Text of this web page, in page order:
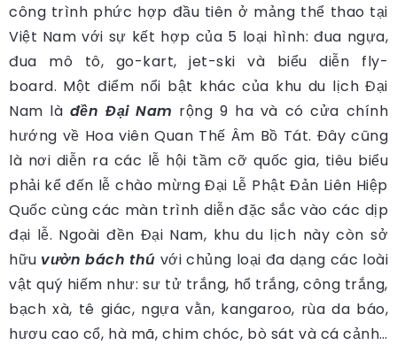
công trình phức hợp đầu tiên ở mảng thể thao tại
Việt Nam với sự kết hợp của 5 loại hình: đua ngựa,
đua mô tô, go-kart, jet-ski và biểu diễn fly-
board. Một điểm nổi bật khác của khu du lịch Đại
Nam là đền Đại Nam rộng 9 ha và có cửa chính
hướng về Hoa viên Quan Thế Âm Bồ Tát. Đây cũng
là nơi diễn ra các lễ hội tầm cỡ quốc gia, tiêu biểu
phải kể đến lễ chào mừng Đại Lễ Phật Đản Liên Hiệp
Quốc cùng các màn trình diễn đặc sắc vào các dịp
đại lễ. Ngoài đền Đại Nam, khu du lịch này còn sở
hữu vườn bách thú với chủng loại đa dạng các loài
vật quý hiếm như: sư tử trắng, hổ trắng, công trắng,
bạch xà, tê giác, ngựa vằn, kangaroo, rùa da báo,
hươu cao cổ, hà mã, chim chóc, bò sát và cá cảnh…